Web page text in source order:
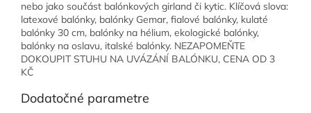
nebo jako součást balónkových girland či kytic. Klíčová slova:
latexové balónky, balónky Gemar, fialové balónky, kulaté
balónky 30 cm, balónky na hélium, ekologické balónky,
balónky na oslavu, italské balónky. NEZAPOMEŇTE
DOKOUPIT STUHU NA UVÁZÁNÍ BALÓNKU, CENA OD 3
KČ
Dodatočné parametre